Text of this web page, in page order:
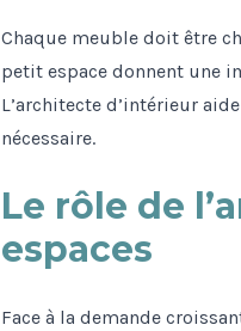
Chaque meuble doit être
petit espace donnent une
L’architecte d’intérieur
nécessaire.
Le rôle de
espaces
Face à la demande